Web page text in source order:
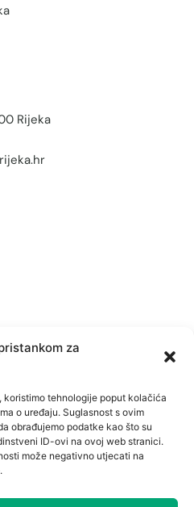
za
koristimo tehnologije poput kolačića
o uređaju. Suglasnost s ovim
obrađujemo podatke kao što su
ID-ovi na ovoj web stranici.
može negativno utjecati na
Rijeka